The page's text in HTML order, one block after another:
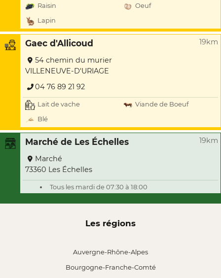
Raisin
Oeuf
Lapin
Gaec d'Allicoud 19km
54 chemin du murier
VILLENEUVE-D'URIAGE
04 76 89 21 92
Lait de vache
Viande de Boeuf
Blé
Marché de Les Échelles 19km
Marché
73360 Les Échelles
Tous les mardi de 07:30 à 18:00
Les régions
Auvergne-Rhône-Alpes
Bourgogne-Franche-Comté